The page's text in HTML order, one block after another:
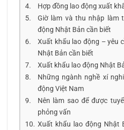
Hợp đồng lao động xuất
Giờ làm và thu nhập
động Nhật Bản cần biết
Xuất khẩu lao động – yêu
Nhật Bản cần biết
Xuất khẩu lao động Nhật
Những ngành nghề xí
động Việt Nam
Nên làm sao để được
phỏng vấn
Xuất khẩu lao động Nhật